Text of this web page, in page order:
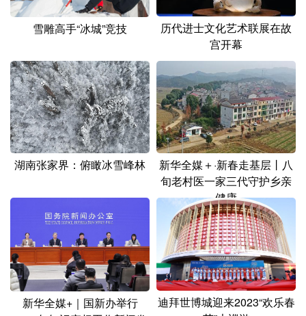
雪雕高手“冰城”竞技
历代进士文化艺术联展在故
宫开幕
湖南张家界：俯瞰冰雪峰林
新华全媒＋·新春走基层丨八
旬老村医一家三代守护乡亲
健康
新华全媒+｜国新办举行
迪拜世博城迎来2023“欢乐春